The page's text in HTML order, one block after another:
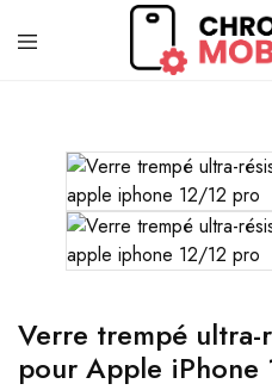
smartphones
tablettes
Verre trempé
pour Apple iPhone